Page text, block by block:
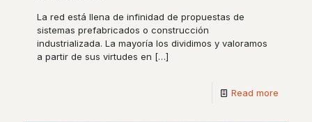
La red está llena de infinidad de propuestas de
sistemas prefabricados o construcción
industrializada. La mayoría los dividimos y valoramos
a partir de sus virtudes en […]
Read more